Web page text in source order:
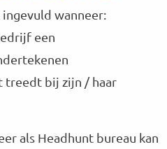
wanneer:
een
treedt bij zijn / haar
als Headhunt bureau kan